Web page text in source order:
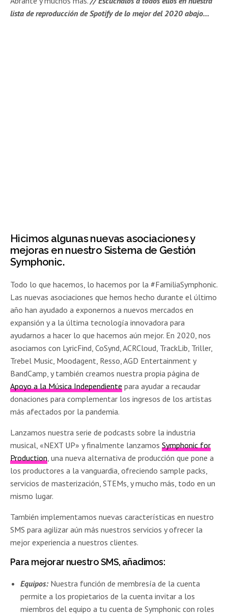
lista de reproducción de Spotify de lo mejor del 2020 abajo…
Hicimos algunas nuevas asociaciones y
mejoras en nuestro Sistema de Gestión
Symphonic.
Todo lo que hacemos, lo hacemos por la #FamiliaSymphonic.
Las nuevas asociaciones que hemos hecho durante el último
año han ayudado a exponernos a nuevos mercados en
expansión y a la última tecnología innovadora para
ayudarnos a hacer lo que hacemos aún mejor. En 2020, nos
asociamos con LyricFind, CoSynd, ACRCloud, TrackLib, Triller,
Trebel Music, Moodagent, Resso, AGD Entertainment y
BandCamp, y también creamos nuestra propia página de
Apoyo a la Música Independiente para ayudar a recaudar
donaciones para complementar los ingresos de los artistas
más afectados por la pandemia.
Lanzamos nuestra serie de podcasts sobre la industria
musical, «NEXT UP» y finalmente lanzamosSymphonic for
Production, una nueva alternativa de producción que pone a
los productores a la vanguardia, ofreciendo sample packs,
servicios de masterización, STEMs, y mucho más, todo en un
mismo lugar.
También implementamos nuevas características en nuestro
SMS para agilizar aún más nuestros servicios y ofrecer la
mejor experiencia a nuestros clientes.
Para mejorar nuestro SMS, añadimos:
Equipos: Nuestra función de membresía de la cuenta
permite a los propietarios de la cuenta invitar a los
miembros del equipo a tu cuenta de Symphonic con roles